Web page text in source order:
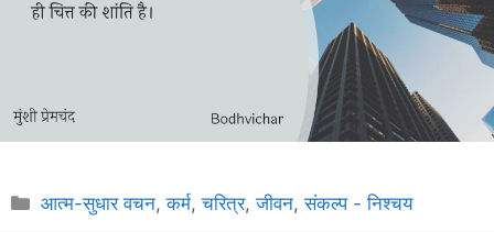
Categories
आत्म-सुधार वचन,कर्म,चरित्र,जीवन,संकल्प - निश्चय